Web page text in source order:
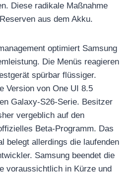
Diese radikale Maßnahme
aus dem Akku.
optimiert Samsung
Die Menüs reagieren
spürbar flüssiger.
Version von One UI 8.5
Galaxy-S26-Serie. Besitzer
vergeblich auf den
Beta-Programm. Das
belegt allerdings die laufenden
Samsung beendet die
voraussichtlich in Kürze und